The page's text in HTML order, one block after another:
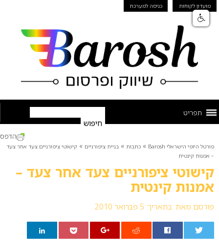
מועדון לקוחות כניסה למערכת
תפריט
פורטל היופי הישראלי Barosh » כתבות » בניית ציפורניים » קישוטי ציפורניים צעד אחר צעד
– אמנות קינטית
קישוטי ציפורניים צעד אחר צעד –
אמנות קינטית
פורסם מאת: בתאריך: 5 פברואר 2010
הדפס